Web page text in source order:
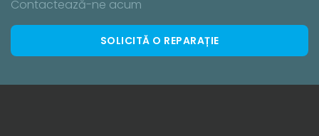
Contactează-ne acum
SOLICITĂ O REPARAȚIE